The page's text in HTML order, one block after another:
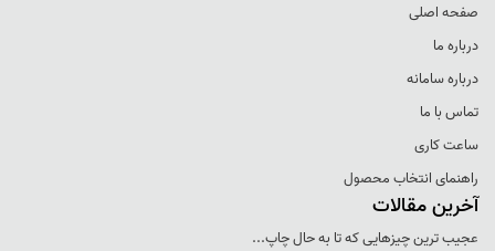
صفحه اصلی
درباره ما
درباره سامانه
تماس با ما
ساعت کاری
راهنمای انتخاب محصول
آخرین مقالات
عجيب ترين چيزهايی که تا به حال چاپ...